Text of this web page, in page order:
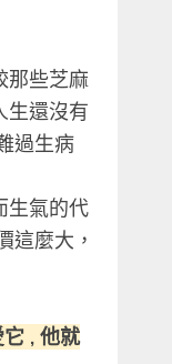
那些芝麻
生還沒有
過生病
生氣的代
這麼大，
, 他就